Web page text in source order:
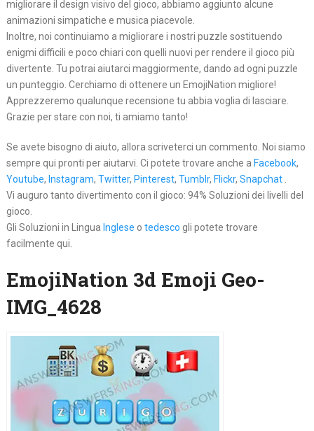
migliorare il design visivo del gioco, abbiamo aggiunto alcune
animazioni simpatiche e musica piacevole.
Inoltre, noi continuiamo a migliorare i nostri puzzle sostituendo
enigmi difficili e poco chiari con quelli nuovi per rendere il gioco più
divertente. Tu potrai aiutarci maggiormente, dando ad ogni puzzle
un punteggio. Cerchiamo di ottenere un EmojiNation migliore!
Apprezzeremo qualunque recensione tu abbia voglia di lasciare.
Grazie per stare con noi, ti amiamo tanto!
Se avete bisogno di aiuto, allora scriveterci un commento. Noi siamo
sempre qui pronti per aiutarvi. Ci potete trovare anche a Facebook,
Youtube, Instagram, Twitter, Pinterest, Tumblr, Flickr, Snapchat.
Vi auguro tanto divertimento con il gioco: 94% Soluzioni dei livelli del
gioco.
Gli Soluzioni in Lingua Inglese o tedesco gli potete trovare
facilmente qui.
EmojiNation 3d Emoji Geo-
IMG_4628